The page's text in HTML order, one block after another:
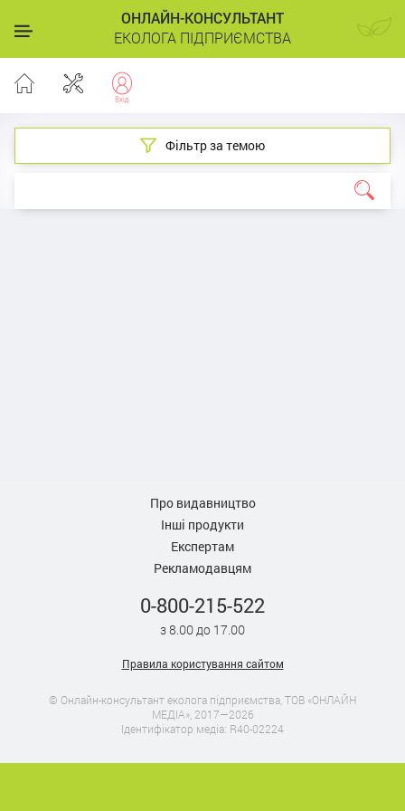
ОНЛАЙН-КОНСУЛЬТАНТ
ЕКОЛОГА ПІДПРИЄМСТВА
Фільтр за темою
Про видавництво
Інші продукти
Експертам
Рекламодавцям
0-800-215-522
з 8.00 до 17.00
Правила користування сайтом
© Онлайн-консультант еколога підприємства, ТОВ «ОНЛАЙН
МЕДІА», 2017—2026
Ідентифікатор медіа: R40-02224